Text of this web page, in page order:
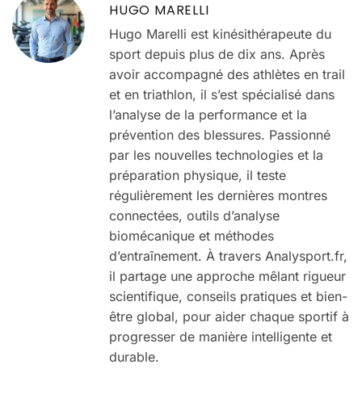
HUGO MARELLI
Hugo Marelli est kinésithérapeute du
sport depuis plus de dix ans. Après
avoir accompagné des athlètes en trail
et en triathlon, il s’est spécialisé dans
l’analyse de la performance et la
prévention des blessures. Passionné
par les nouvelles technologies et la
préparation physique, il teste
régulièrement les dernières montres
connectées, outils d’analyse
biomécanique et méthodes
d’entraînement. À travers Analysport.fr,
il partage une approche mêlant rigueur
scientifique, conseils pratiques et bien-
être global, pour aider chaque sportif à
progresser de manière intelligente et
durable.